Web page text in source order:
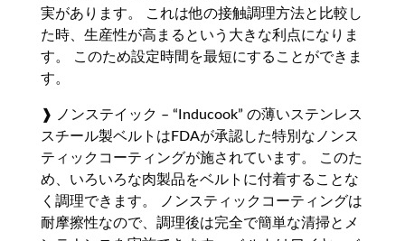
実があります。 これは他の接触調理方法と比較し
た時、生産性が高まるという大きな利点になりま
す。 このため設定時間を最短にすることができま
す。
❱ ノンステイック – “Inducook” の薄いステンレス
スチール製ベルトはFDAが承認した特別なノンス
ティックコーティングが施されています。 このた
め、いろいろな肉製品をベルトに付着することな
く調理できます。 ノンスティックコーティングは
耐摩擦性なので、調理後は完全で簡単な清掃とメ